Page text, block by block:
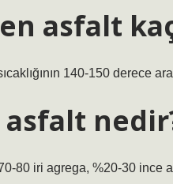
asfalt
140-150 derece
80 iri agrega, %20-30 ince